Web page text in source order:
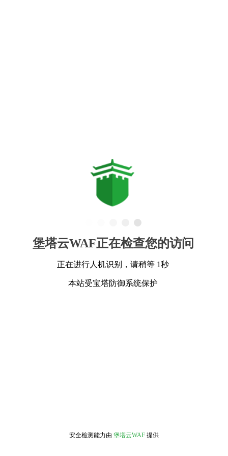
堡塔云WAF正在检查您的访问
正在进行人机识别，请稍等 1秒
本站受宝塔防御系统保护
安全检测能力由 堡塔云WAF 提供